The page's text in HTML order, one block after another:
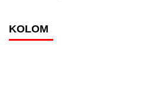
KOLOM